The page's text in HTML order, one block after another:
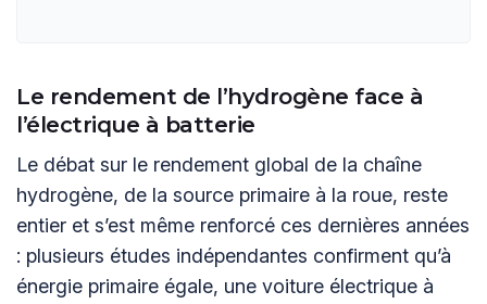
Le rendement de l’hydrogène face à
l’électrique à batterie
Le débat sur le rendement global de la chaîne
hydrogène, de la source primaire à la roue, reste
entier et s’est même renforcé ces dernières années
: plusieurs études indépendantes confirment qu’à
énergie primaire égale, une voiture électrique à